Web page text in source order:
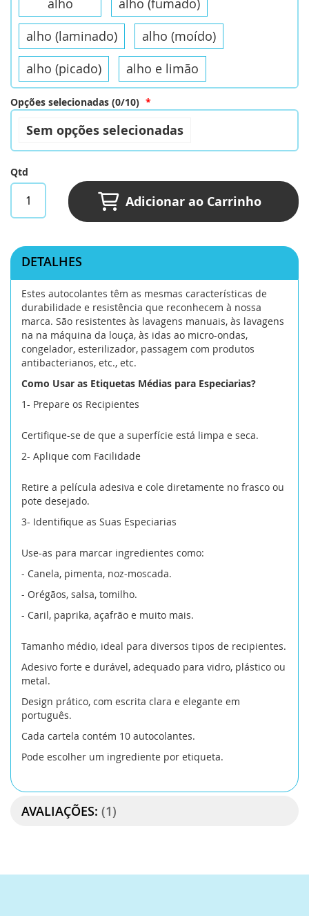
alho (laminado)
alho (moído)
alho (picado)
alho e limão
aneto
azeite
azeite (para temperos)
bicarbonato de sódio
caldo de (galinha)
caldo de (legumes)
canela (moída)
cardamomo
cardamomo (grão)
cardamomo (moído)
caril
caril (folhas)
caril madras
cebola
chimichurri
coentros
coentros (folhas)
coentros (moidos)
coentros (sementes)
cominho
cominho (grão)
cominho (moído)
cravinho
cravinho (grão)
cravinho (moído)
endro
erva doce
erva doce (moída)
ervas finas
estragão
funcho
Opções selecionadas (0/10)
Sem opções selecionadas
Qtd
Adicionar ao Carrinho
DETALHES
Estes autocolantes têm as mesmas características de
durabilidade e resistência que reconhecem à nossa
marca. São resistentes às lavagens manuais, às lavagens
na na máquina da louça, às idas ao micro-ondas,
congelador, esterilizador, passagem com produtos
antibacterianos, etc., etc.
Como Usar as Etiquetas Médias para Especiarias?
1- Prepare os Recipientes
Certifique-se de que a superfície está limpa e seca.
2- Aplique com Facilidade
Retire a película adesiva e cole diretamente no frasco ou
pote desejado.
3- Identifique as Suas Especiarias
Use-as para marcar ingredientes como:
- Canela, pimenta, noz-moscada.
- Orégãos, salsa, tomilho.
- Caril, paprika, açafrão e muito mais.
Tamanho médio, ideal para diversos tipos de recipientes.
Adesivo forte e durável, adequado para vidro, plástico ou
metal.
Design prático, com escrita clara e elegante em
português.
Cada cartela contém 10 autocolantes.
Pode escolher um ingrediente por etiqueta.
AVALIAÇÕES: 1